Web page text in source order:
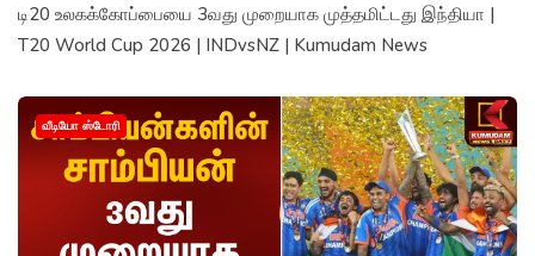
டி20 உலகக்கோப்பையை 3வது முறையாக முத்தமிட்டது இந்தியா |
T20 World Cup 2026 | INDvsNZ | Kumudam News
வீடியோ ஸ்டோரி